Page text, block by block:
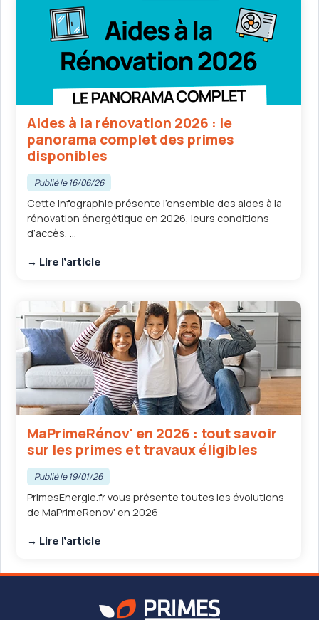
Aides à la rénovation 2026 : le
panorama complet des primes
disponibles
Publié le 16/06/26
Cette infographie présente l’ensemble des aides à la
rénovation énergétique en 2026, leurs conditions
d’accès, ...
→ Lire l’article
MaPrimeRénov' en 2026 : tout savoir
sur les primes et travaux éligibles
Publié le 19/01/26
PrimesEnergie.fr vous présente toutes les évolutions
de MaPrimeRenov' en 2026
→ Lire l’article